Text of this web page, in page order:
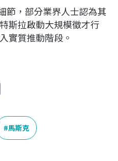
節，部分業界人士認為其
斯拉啟動大規模徵才行
實質推動階段。
p
y
L
馬斯克